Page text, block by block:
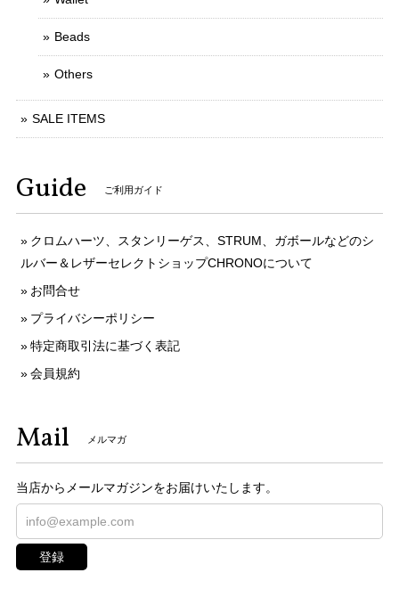
Beads
Others
SALE ITEMS
Guide ご利用ガイド
クロムハーツ、スタンリーゲス、STRUM、ガボールなどのシ
ルバー＆レザーセレクトショップCHRONOについて
お問合せ
プライバシーポリシー
特定商取引法に基づく表記
会員規約
Mail メルマガ
当店からメールマガジンをお届けいたします。
登録